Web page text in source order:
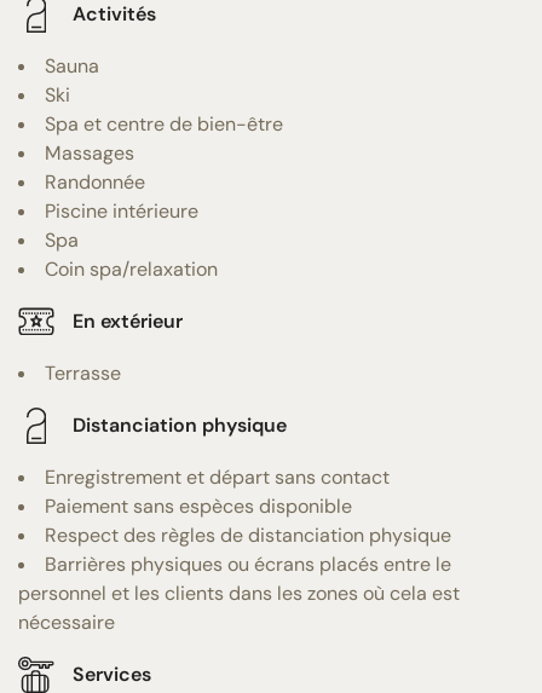
Activités
Sauna
Ski
Spa et centre de bien-être
Massages
Randonnée
Piscine intérieure
Spa
Coin spa/relaxation
En extérieur
Terrasse
Distanciation physique
Enregistrement et départ sans contact
Paiement sans espèces disponible
Respect des règles de distanciation physique
Barrières physiques ou écrans placés entre le
personnel et les clients dans les zones où cela est
nécessaire
Services